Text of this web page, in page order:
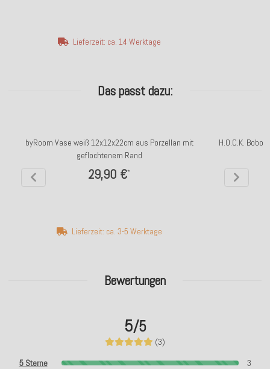
Bewertungen
5/5
(3)
5 Sterne
3
Lieferzeit: ca. 14 Werktage
Das passt dazu:
byRoom Vase weiß 12x12x22cm aus Porzellan mit
geflochtenem Rand
29,90 €*
Lieferzeit: ca. 3-5 Werktage
H.O.C.K.